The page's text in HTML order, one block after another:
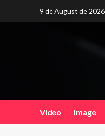
9 de August de 2026
Video Image